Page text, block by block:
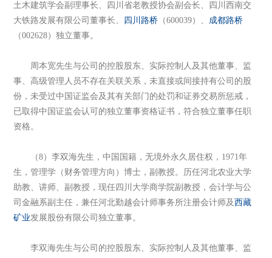
土木建筑学会副理事长、四川省老教授协会副会长、四川西南交
大铁路发展有限公司董事长、
四川路桥 （600039）、 成都路桥
（002628）独立董事。
周本宽先生与公司的控股股东、实际控制人及其他董事、监
事、高级管理人员不存在关联关系，未直接或间接持有公司的股
份，未受过中国证监会及其有关部门的处罚和证券交易所惩戒，
已取得中国证监会认可的独立董事资格证书，符合独立董事任职
资格。
（8）李双海先生，中国国籍，无境外永久居住权，1971年
生，管理学（财务管理方向）博士，副教授。历任河北农业大学
助教、讲师、副教授，现任四川大学商学院副教授，会计学与公
司金融系副主任，兼任河北勤越会计师事务所注册会计师及西藏
矿业发展股份有限公司独立董事。
李双海先生与公司的控股股东、实际控制人及其他董事、监